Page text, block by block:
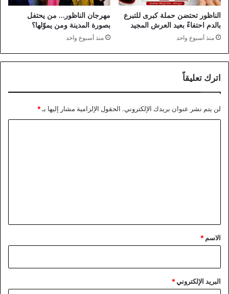
الناظور تحتضن حملة كبرى للتبرع
بالدم احتفاءً بعيد العرش المجيد
منذ أسبوع واحد
مهرجان الناظور… من يحتفل
بصورة المدينة ومن يموّلها؟
منذ أسبوع واحد
اترك تعليقاً
لن يتم نشر عنوان بريدك الإلكتروني. الحقول الإلزامية مشار إليها بـ*
*
الاسم *
البريد الإلكتروني*